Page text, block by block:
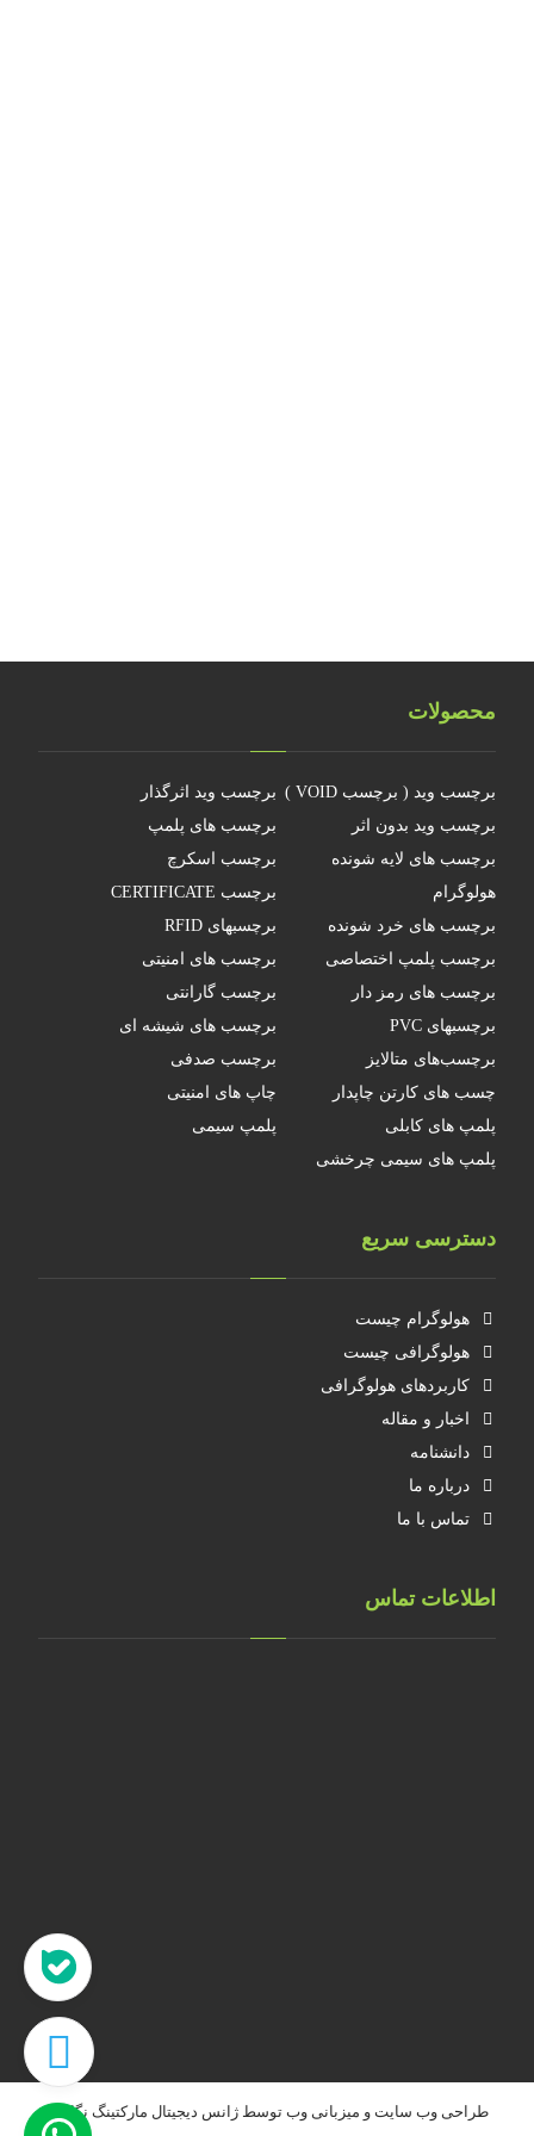
محصولات
برچسب وید ( برچسب VOID )
برچسب وید اثرگذار
برچسب وید بدون اثر
برچسب های پلمپ
برچسب های لایه شونده
برچسب اسکرچ
هولوگرام
برچسب CERTIFICATE
برچسب های خرد شونده
برچسبهای RFID
برچسب پلمپ اختصاصی
برچسب های امنیتی
برچسب های رمز دار
برچسب گارانتی
برچسبهای PVC
برچسب های شیشه ای
برچسب‌های متالایز
برچسب صدفی
چسب های کارتن چاپدار
چاپ های امنیتی
پلمپ های کابلی
پلمپ سیمی
پلمپ های سیمی چرخشی
دسترسی سریع
هولوگرام چیست
هولوگرافی چیست
کاربردهای هولوگرافی
اخبار و مقاله
دانشنامه
درباره ما
تماس با ما
اطلاعات تماس
طراحی وب سایت و میزبانی وب توسط ژانس دیجیتال مارکتینگ نگاه نو